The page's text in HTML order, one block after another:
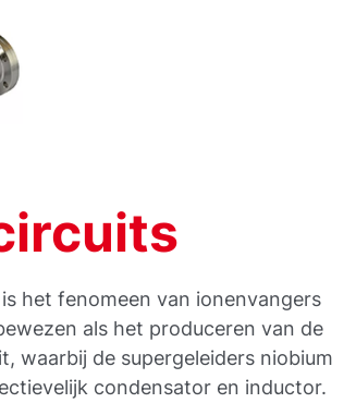
het fenomeen van ionenvangers
als het produceren van de
waarbij de supergeleiders niobium
condensator en inductor.